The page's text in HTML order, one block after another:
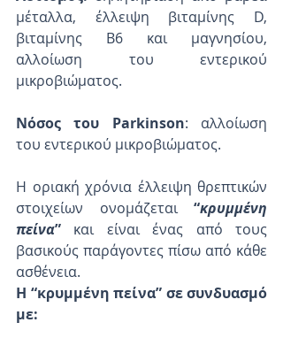
μέταλλα, έλλειψη βιταμίνης D,
βιταμίνης Β6 και μαγνησίου,
αλλοίωση του εντερικού
μικροβιώματος.
Νόσος του Parkinson: αλλοίωση
του εντερικού μικροβιώματος.
Η οριακή χρόνια έλλειψη θρεπτικών
στοιχείων ονομάζεται “κρυμμένη
πείνα” και είναι ένας από τους
βασικούς παράγοντες πίσω από κάθε
ασθένεια.
Η “κρυμμένη πείνα” σε συνδυασμό
με: